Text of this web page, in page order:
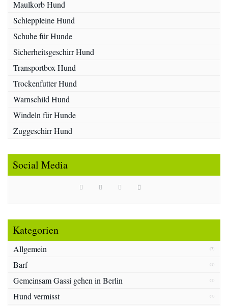
Maulkorb Hund
Schleppleine Hund
Schuhe für Hunde
Sicherheitsgeschirr Hund
Transportbox Hund
Trockenfutter Hund
Warnschild Hund
Windeln für Hunde
Zuggeschirr Hund
Social Media
Kategorien
Allgemein (7)
Barf (1)
Gemeinsam Gassi gehen in Berlin (1)
Hund vermisst (1)